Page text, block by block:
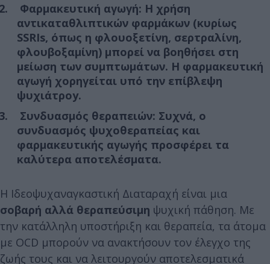
Φαρμακευτική αγωγή: Η χρήση
αντικαταθλιπτικών φαρμάκων (κυρίως
SSRIs, όπως η φλουοξετίνη, σερτραλίνη,
φλουβοξαμίνη) μπορεί να βοηθήσει στη
μείωση των συμπτωμάτων. Η φαρμακευτική
αγωγή χορηγείται υπό την επίβλεψη
ψυχιάτροy.
Συνδυασμός θεραπειών: Συχνά, ο
συνδυασμός ψυχοθεραπείας και
φαρμακευτικής αγωγής προσφέρει τα
καλύτερα αποτελέσματα.
Η Ιδεοψυχαναγκαστική Διαταραχή είναι μια
σοβαρή αλλά θεραπεύσιμη ψυχική πάθηση. Με
την κατάλληλη υποστήριξη και θεραπεία, τα άτομα
με OCD μπορούν να ανακτήσουν τον έλεγχο της
ζωής τους και να λειτουργούν αποτελεσματικά